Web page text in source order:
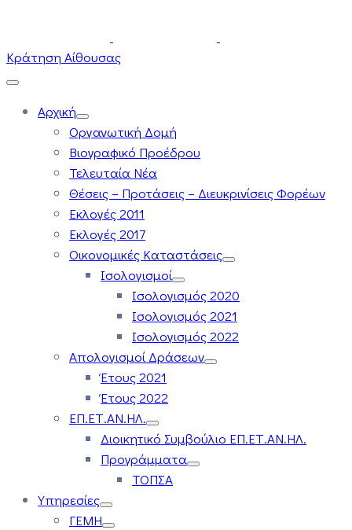
Κράτηση Αίθουσας
Αρχική
Οργανωτική Δομή
Βιογραφικό Προέδρου
Τελευταία Νέα
Θέσεις – Προτάσεις – Διευκρινίσεις Φορέων
Εκλογές 2011
Εκλογές 2017
Οικονομικές Καταστάσεις
Ισολογισμοί
Ισολογισμός 2020
Ισολογισμός 2021
Ισολογισμός 2022
Απολογισμοί Δράσεων
Έτους 2021
Έτους 2022
ΕΠ.ΕΤ.ΑΝ.ΗΛ.
Διοικητικό Συμβούλιο ΕΠ.ΕΤ.ΑΝ.ΗΛ.
Προγράμματα
ΤΟΠΣΑ
Υπηρεσίες
ΓΕΜΗ